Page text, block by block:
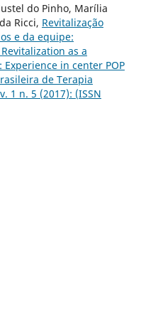
do Pinho, Marília
Ricci, Revitalização
e da equipe:
as a
in center POP
de Terapia
1 n. 5 (2017): (ISSN